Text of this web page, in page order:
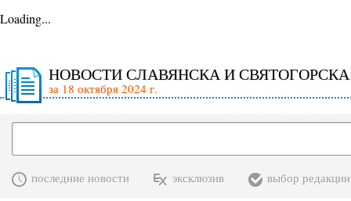
Loading...
НОВОСТИ СЛАВЯНСКА И
за 18 октября 2024 г.
последние новости эксклюзив выбор редакции